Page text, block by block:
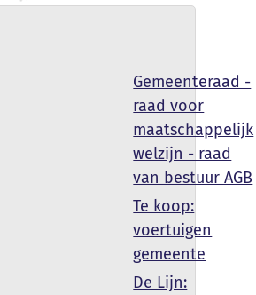
Gemeenteraad -
raad voor
maatschappelijk
welzijn - raad
van bestuur AGB
Te koop:
voertuigen
gemeente
De Lijn: